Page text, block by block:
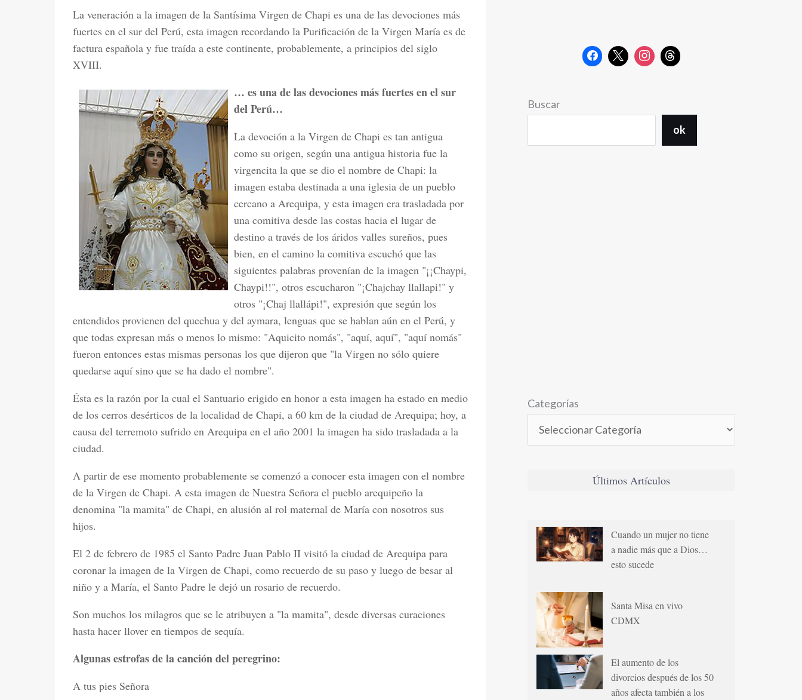
La veneración a la imagen de la Santísima Virgen de Chapi es una de las devociones más
fuertes en el sur del Perú, esta imagen recordando la Purificación de la Virgen María es de
factura española y fue traída a este continente, probablemente, a principios del siglo
XVIII.
… es una de las devociones más fuertes en el sur
del Perú…
La devoción a la Virgen de Chapi es tan antigua
como su origen, según una antigua historia fue la
virgencita la que se dio el nombre de Chapi: la
imagen estaba destinada a una iglesia de un pueblo
cercano a Arequipa, y esta imagen era trasladada por
una comitiva desde las costas hacia el lugar de
destino a través de los áridos valles sureños, pues
bien, en el camino la comitiva escuchó que las
siguientes palabras provenían de la imagen "¡¡Chaypi,
Chaypi!!", otros escucharon "¡Chajchay llallapi!" y
otros "¡Chaj llallápi!", expresión que según los
entendidos provienen del quechua y del aymara, lenguas que se hablan aún en el Perú, y
que todas expresan más o menos lo mismo: "Aquicito nomás", "aquí, aquí", "aquí nomás"
fueron entonces estas mismas personas los que dijeron que "la Virgen no sólo quiere
quedarse aquí sino que se ha dado el nombre".
Ésta es la razón por la cual el Santuario erigido en honor a esta imagen ha estado en medio
de los cerros desérticos de la localidad de Chapi, a 60 km de la ciudad de Arequipa; hoy, a
causa del terremoto sufrido en Arequipa en el año 2001 la imagen ha sido trasladada a la
ciudad.
A partir de ese momento probablemente se comenzó a conocer esta imagen con el nombre
de la Virgen de Chapi. A esta imagen de Nuestra Señora el pueblo arequipeño la
denomina "la mamita" de Chapi, en alusión al rol maternal de María con nosotros sus
hijos.
El 2 de febrero de 1985 el Santo Padre Juan Pablo II visitó la ciudad de Arequipa para
coronar la imagen de la Virgen de Chapi, como recuerdo de su paso y luego de besar al
niño y a María, el Santo Padre le dejó un rosario de recuerdo.
Son muchos los milagros que se le atribuyen a "la mamita", desde diversas curaciones
hasta hacer llover en tiempos de sequía.
Algunas estrofas de la canción del peregrino:
A tus pies Señora
Buscar
ok
Categorías
Últimos Artículos
Cuando un mujer no tiene
a nadie más que a Dios…
esto sucede
Santa Misa en vivo
CDMX
El aumento de los
divorcios después de los 50
años afecta también a los